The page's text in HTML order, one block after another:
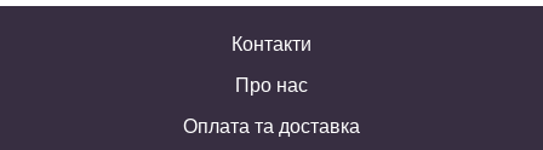
Контакти
Про нас
Оплата та доставка